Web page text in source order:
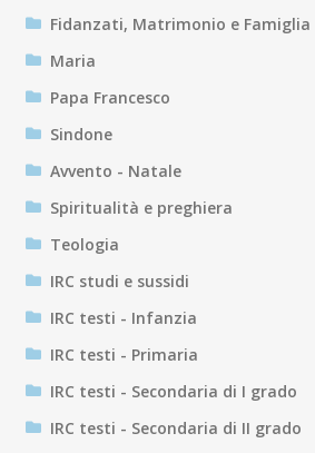
Fidanzati, Matrimonio e Famiglia
Maria
Papa Francesco
Sindone
Avvento - Natale
Spiritualità e preghiera
Teologia
IRC studi e sussidi
IRC testi - Infanzia
IRC testi - Primaria
IRC testi - Secondaria di I grado
IRC testi - Secondaria di II grado